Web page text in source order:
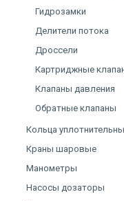
Гидрозамки
Делители потока
Дроссели
Картриджные
Клапаны давления
Обратные клапаны
Кольца
Краны шаровые
Манометры
Насосы дозаторы